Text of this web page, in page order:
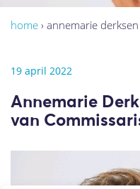
home › annemarie
19 april 2022
Annemarie
van